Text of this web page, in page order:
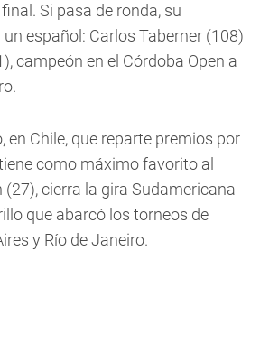
Si pasa de ronda, su
español: Carlos Taberner (108)
campeón en el Córdoba Open a
en Chile, que reparte premios por
como máximo favorito al
(27), cierra la gira Sudamericana
que abarcó los torneos de
y Río de Janeiro.